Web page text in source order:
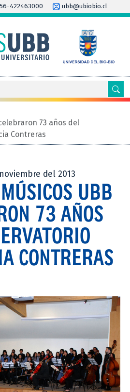
422463000 ubb@ubiobio.cl
73 años del
Contreras
del 2013
UBB
73 AÑOS
CONTRERAS